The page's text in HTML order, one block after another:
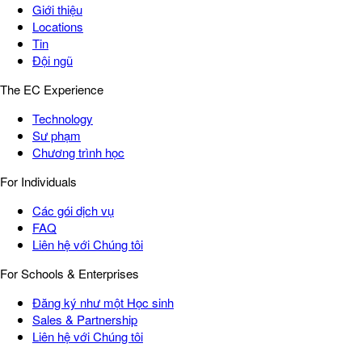
Giới thiệu
Locations
Tin
Đội ngũ
The EC Experience
Technology
Sư phạm
Chương trình học
For Individuals
Các gói dịch vụ
FAQ
Liên hệ với Chúng tôi
For Schools & Enterprises
Đăng ký như một Học sinh
Sales & Partnership
Liên hệ với Chúng tôi